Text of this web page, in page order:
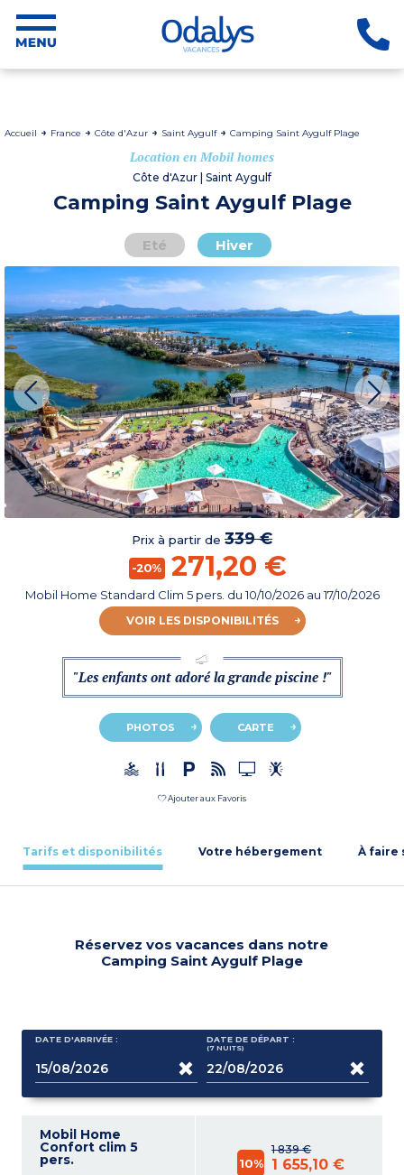
Accueil France Côte d'Azur Saint Aygulf Camping Saint Aygulf Plage
Location en Mobil homes
Côte d'Azur | Saint Aygulf
Camping Saint Aygulf Plage
Eté Hiver
Prix à partir de 339 €
-20% 271,20 €
Mobil Home Standard Clim 5 pers. du10/10/2026au 17/10/2026
VOIR LES DISPONIBILITÉS
"Les enfants ont adoré la grande piscine !"
PHOTOS CARTE
Ajouter aux Favoris
Tarifs et disponibilités Votre hébergement À faire
Réservez vos vacances dans notre
Camping Saint Aygulf Plage
DATE D'ARRIVÉE : DATE DE DÉPART :
(7 NUITS)
Mobil Home
Confort clim 5
pers.
1 839 €
10% 1 655,10 €